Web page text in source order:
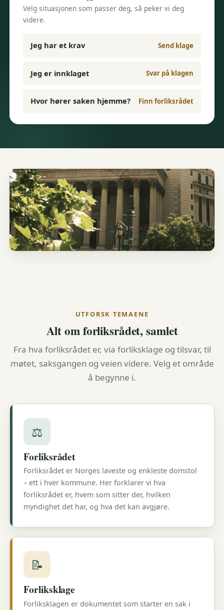
Velg situasjonen som passer deg, så peker vi deg
videre.
Jeg har et krav Send klage
Jeg er innklaget Svar på klagen
Hvor hører saken hjemme? Finn forliksrådet
UTFORSK TEMAENE
Alt om forliksrådet, samlet
Fra hva forliksrådet er, via forliksklage og tilsvar, til
møtet, saksgangen og veien videre. Velg et område
å begynne i.
⚖️
Forliksrådet
Forliksrådet er Norges laveste og enkleste domstol
– ett i hver kommune. Her forklarer vi hva
forliksrådet er, hvem som sitter der, hvilken
myndighet det har, og hva det kan avgjøre.
📝
Forliksklage
Forliksklagen er dokumentet som starter en sak i